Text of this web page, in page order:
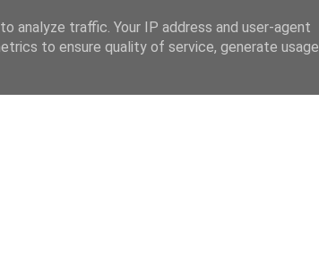
analyze traffic. Your IP address and user-agent
to ensure quality of service, generate usage